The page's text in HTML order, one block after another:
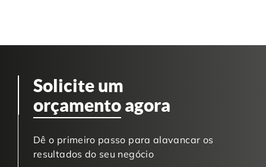
Solicite um
orçamento agora
Dê o primeiro passo para alavancar os
resultados do seu negócio